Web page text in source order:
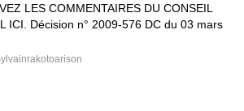
LES COMMENTAIRES DU CONSEIL
ICI. Décision n° 2009-576 DC du 03 mars